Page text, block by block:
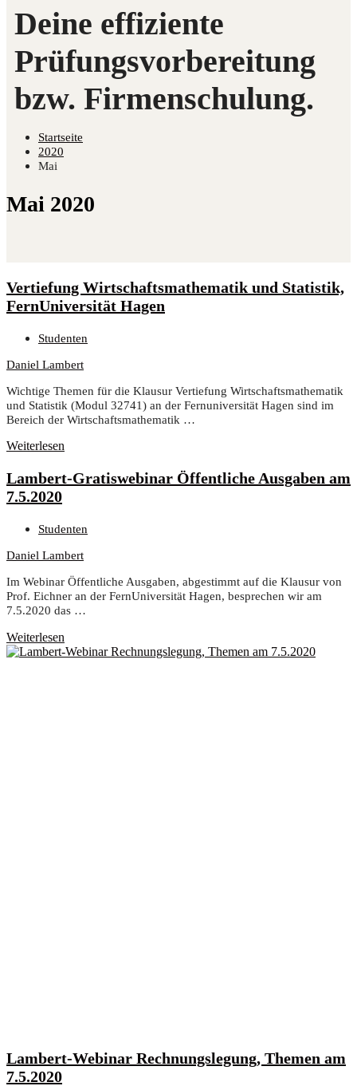
Startseite
2020
Mai
Mai 2020
Ver­tie­fung Wirt­schafts­ma­the­ma­tik und Sta­tis­tik,
Fern­Uni­ver­si­tät Hagen
Studenten
Daniel Lambert
Wich­ti­ge The­men für die Klau­sur Ver­tie­fung Wirt­schafts­ma­the­ma­tik
und Sta­tis­tik (Modul 32741) an der Fern­uni­ver­si­tät Hagen sind im
Bereich der Wirtschaftsmathematik …
Weiterlesen
Lam­bert-Gra­tis­web­i­nar Öffent­li­che Aus­ga­ben am
7.5.2020
Studenten
Daniel Lambert
Im Web­i­nar Öffent­li­che Aus­ga­ben, abge­stimmt auf die Klau­sur von
Prof. Eich­ner an der Fern­Uni­ver­si­tät Hagen, bespre­chen wir am
7.5.2020 das …
Weiterlesen
Lam­bert-Web­i­nar Rech­nungs­le­gung, The­men am
7.5.2020